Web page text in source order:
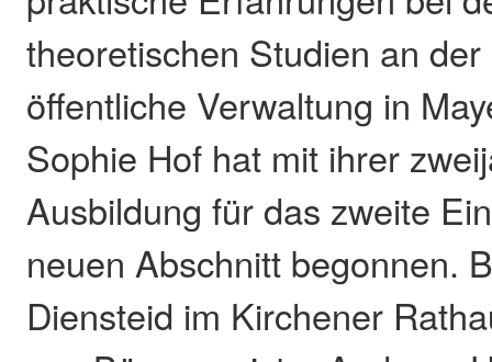
theoretischen Studien an
öffentliche Verwaltung in
Sophie Hof hat mit ihrer
Ausbildung für das zweite
neuen Abschnitt begonnen.
Diensteid im Kirchener